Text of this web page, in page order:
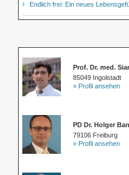
Endlich frei: Ein neues
Prof. Dr. med.
85049 Ingolstadt
» Profil ansehen
PD Dr. Holger
79106 Freiburg
» Profil ansehen